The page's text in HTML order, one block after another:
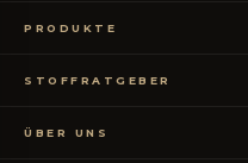
PRODUKTE
Tischwäsche
Homewear
STOFFRATGEBER
Perkal oder Satin?
ÜBER UNS